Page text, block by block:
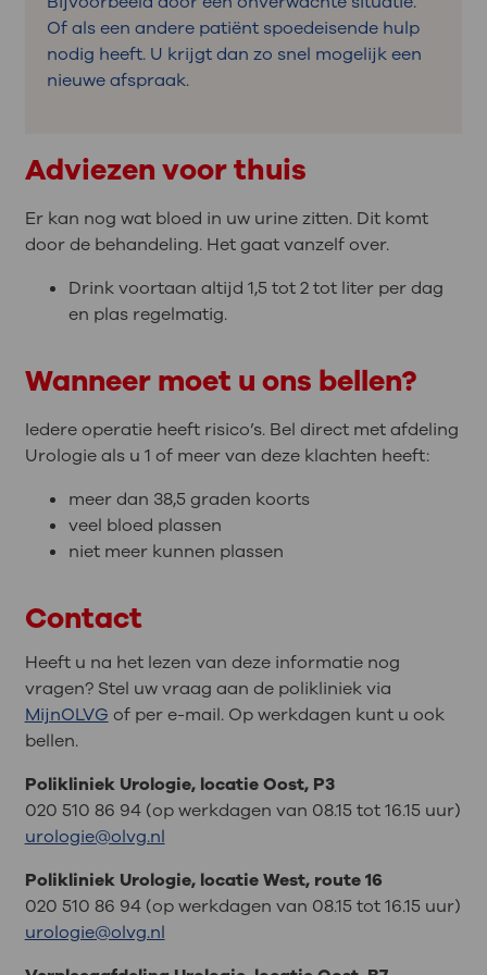
Of als een andere patiënt spoedeisende hulp
nodig heeft. U krijgt dan zo snel mogelijk een
nieuwe afspraak.
Adviezen voor thuis
Er kan nog wat bloed in uw urine zitten. Dit komt
door de behandeling. Het gaat vanzelf over.
Drink voortaan altijd 1,5 tot 2 tot liter per dag
en plas regelmatig.
Wanneer moet u ons bellen?
Iedere operatie heeft risico’s. Bel direct met afdeling
Urologie als u 1 of meer van deze klachten heeft:
meer dan 38,5 graden koorts
veel bloed plassen
niet meer kunnen plassen
Contact
Heeft u na het lezen van deze informatie nog
vragen? Stel uw vraag aan de polikliniek via
MijnOLVG of per e-mail. Op werkdagen kunt u ook
bellen.
Polikliniek Urologie, locatie Oost, P3
020 510 86 94 (op werkdagen van 08.15 tot 16.15 uur)
urologie@olvg.nl
Polikliniek Urologie, locatie West, route 16
020 510 86 94 (op werkdagen van 08.15 tot 16.15 uur)
urologie@olvg.nl